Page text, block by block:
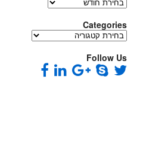
Archives
Categories
Categories
Follow Us